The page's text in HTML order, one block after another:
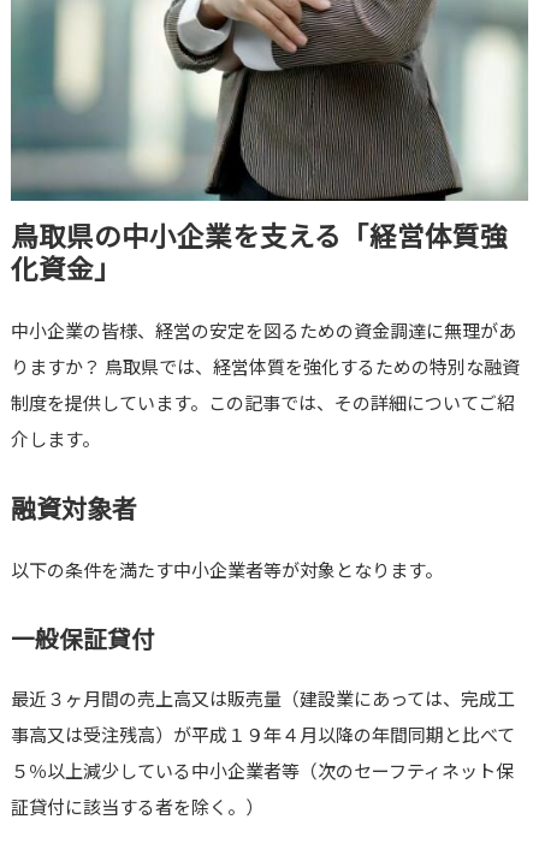
鳥取県の中小企業を支える「経営体質強
化資金」
中小企業の皆様、経営の安定を図るための資金調達に無理があ
りますか？ 鳥取県では、経営体質を強化するための特別な融資
制度を提供しています。この記事では、その詳細についてご紹
介します。
融資対象者
以下の条件を満たす中小企業者等が対象となります。
一般保証貸付
最近３ヶ月間の売上高又は販売量（建設業にあっては、完成工
事高又は受注残高）が平成１９年４月以降の年間同期と比べて
５％以上減少している中小企業者等（次のセーフティネット保
証貸付に該当する者を除く。）